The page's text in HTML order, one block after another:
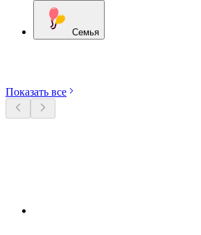
Семья
Показать все